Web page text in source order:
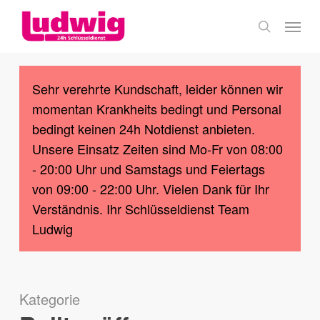
Skip
content
search
Menu
Sehr verehrte Kundschaft, leider können wir
momentan Krankheits bedingt und Personal
bedingt keinen 24h Notdienst anbieten.
Unsere Einsatz Zeiten sind Mo-Fr von 08:00
- 20:00 Uhr und Samstags und Feiertags
von 09:00 - 22:00 Uhr. Vielen Dank für Ihr
Verständnis. Ihr Schlüsseldienst Team
Ludwig
Kategorie